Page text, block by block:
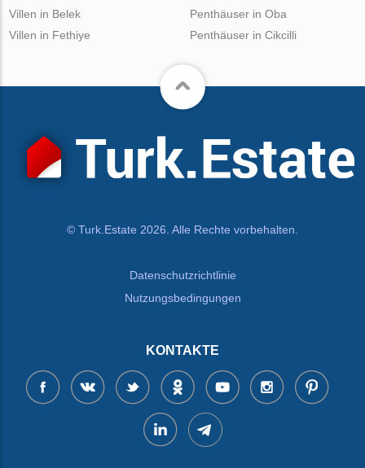
Villen in Belek
Villen in Fethiye
Penthäuser in Oba
Penthäuser in Cikcilli
© Turk.Estate 2026. Alle Rechte vorbehalten.
Datenschutzrichtlinie
Nutzungsbedingungen
KONTAKTE